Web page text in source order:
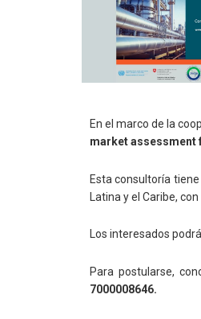
En el marco de la
market assessment
Esta consultoría
Latina y el Caribe,
Los interesados
Para postularse,
7000008646.